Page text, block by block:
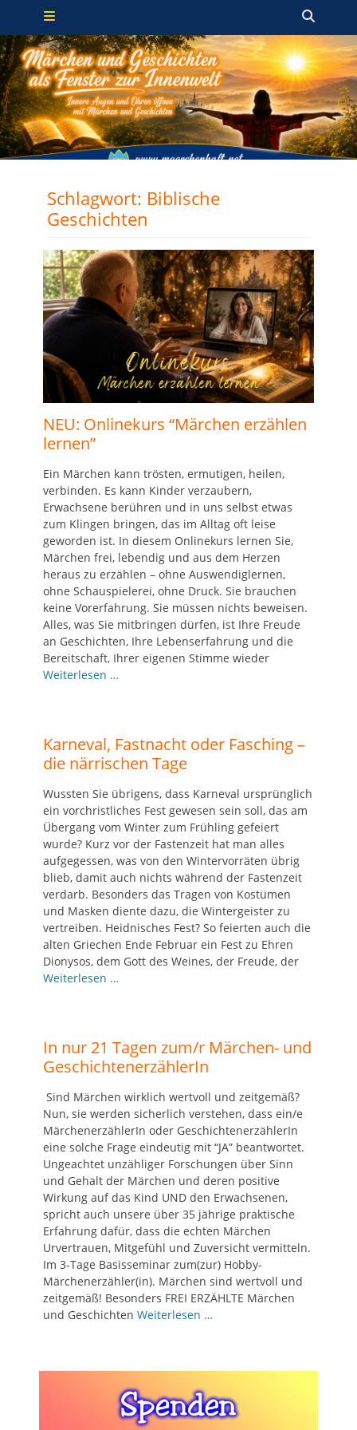
Zum
springen
Primäres Menü
Schlagwort: Biblische
Geschichten
NEU: Onlinekurs “Märchen erzählen
lernen”
Ein Märchen kann trösten, ermutigen, heilen,
verbinden. Es kann Kinder verzaubern,
Erwachsene berühren und in uns selbst etwas
zum Klingen bringen, das im Alltag oft leise
geworden ist. In diesem Onlinekurs lernen Sie,
Märchen frei, lebendig und aus dem Herzen
heraus zu erzählen – ohne Auswendiglernen,
ohne Schauspielerei, ohne Druck. Sie brauchen
keine Vorerfahrung. Sie müssen nichts beweisen.
Alles, was Sie mitbringen dürfen, ist Ihre Freude
an Geschichten, Ihre Lebenserfahrung und die
Bereitschaft, Ihrer eigenen Stimme wieder
Weiterlesen …
Karneval, Fastnacht oder Fasching –
die närrischen Tage
Wussten Sie übrigens, dass Karneval ursprünglich
ein vorchristliches Fest gewesen sein soll, das am
Übergang vom Winter zum Frühling gefeiert
wurde? Kurz vor der Fastenzeit hat man alles
aufgegessen, was von den Wintervorräten übrig
blieb, damit auch nichts während der Fastenzeit
verdarb. Besonders das Tragen von Kostümen
und Masken diente dazu, die Wintergeister zu
vertreiben. Heidnisches Fest? So feierten auch die
alten Griechen Ende Februar ein Fest zu Ehren
Dionysos, dem Gott des Weines, der Freude, der
Weiterlesen …
In nur 21 Tagen zum/r Märchen- und
GeschichtenerzählerIn
Sind Märchen wirklich wertvoll und zeitgemäß?
Nun, sie werden sicherlich verstehen, dass ein/e
MärchenerzählerIn oder GeschichtenerzählerIn
eine solche Frage eindeutig mit “JA” beantwortet.
Ungeachtet unzähliger Forschungen über Sinn
und Gehalt der Märchen und deren positive
Wirkung auf das Kind UND den Erwachsenen,
spricht auch unsere über 35 jährige praktische
Erfahrung dafür, dass die echten Märchen
Urvertrauen, Mitgefühl und Zuversicht vermitteln.
Im 3-Tage Basisseminar zum(zur) Hobby-
Märchenerzähler(in). Märchen sind wertvoll und
zeitgemäß! Besonders FREI ERZÄHLTE Märchen
und Geschichten Weiterlesen …